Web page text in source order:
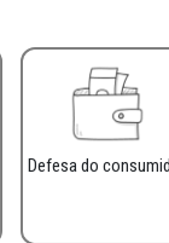
Defesa do